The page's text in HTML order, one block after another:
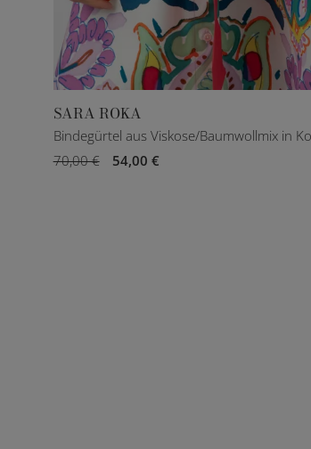
XXXS S
SARA ROKA
Bindegürtel aus Viskose/Baumwollmix in
70,00 €
54,00 €